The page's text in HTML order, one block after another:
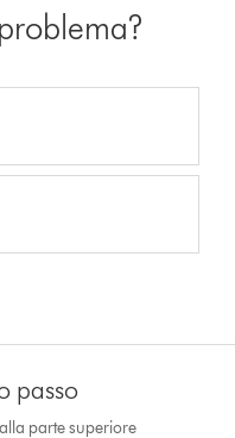
passo
parte superiore